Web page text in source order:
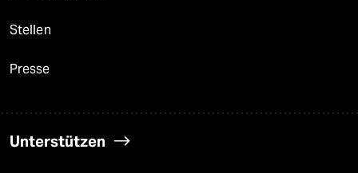
Stellen
Presse
Unterstützen